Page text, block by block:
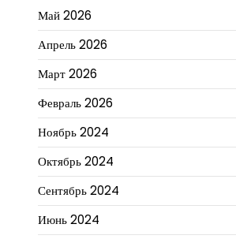
Май 2026
Апрель 2026
Март 2026
Февраль 2026
Ноябрь 2024
Октябрь 2024
Сентябрь 2024
Июнь 2024